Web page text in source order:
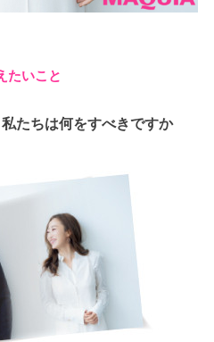
たいこと
たちは何をすべきですか